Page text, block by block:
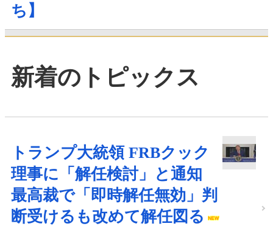
ち】
新着のトピックス
トランプ大統領 FRBクック
理事に「解任検討」と通知
最高裁で「即時解任無効」判
断受けるも改めて解任図る